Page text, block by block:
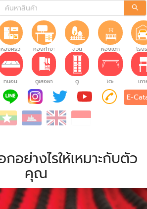
ห้องครัว ห้องทำงาน สวน ห้องเด็ก โรง
ที่นอน ตู้เสื้อผ้า ตู้ โต๊ะ เก้
E-
อย่างไรให้เหมาะกับตัว
คุณ